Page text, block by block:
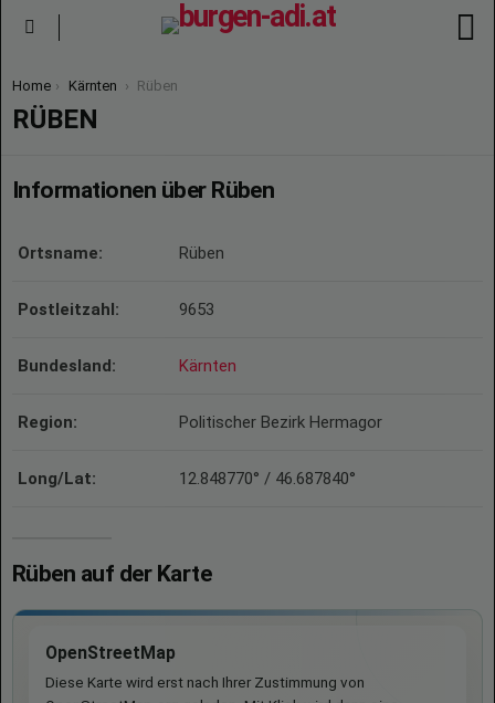
You are here:
Home Kärnten Rüben
RÜBEN
Informationen über Rüben
Ortsname: Rüben
Postleitzahl: 9653
Bundesland: Kärnten
Region: Politischer Bezirk Hermagor
Long/Lat: 12.848770° / 46.687840°
Rüben auf der Karte
OpenStreetMap
Diese Karte wird erst nach Ihrer Zustimmung von